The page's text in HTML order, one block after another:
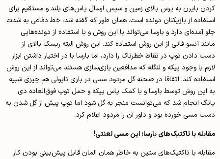
کردن بایرن به پرس بالای زمین و سپس ارسال پاس­‌های بلند و مستقیم برای
استفاده از بازیکنان دونده است. همان طور که گفته شد، خط دفاعی به شدت
جلو آمده‌­ای دارد و بارسا می­‌تواند با این روش و با استفاده از دونده­‌هایی
مانند آنسو فاتی از این روش استفاده کند. این روش البته ریسک بالای از
دست دادن توپ در نقاط خطرناک را دارد، اما بارسا با در اختیار داشتن ابزار
لازم با وجود پیکه و لنگله که مدافعین بازی­‌سازی هستند می­‌تواند از این روش
استفاده کند. اتفاقا در صحنه گل مردود مسی در بازی ناپولی هم چیزی شبیه
به این روش توسط بارسا و با کمک پاس پیکه و حمل توپ فوق‌­العاده دی
یانگ انجام شد که می­‌توانست منجر به گل شود اما توپ پیش از گل شدن به
دست مسی خورده بود و داور آن را مردود اعلام کرد.
مقابله با تاکتیک‌­های بارسا: این مسی لعنتی!
مقابله با تاکتیک­‌های ستین به خاطر همان المان قابل پیش­‌بینی بودن کار